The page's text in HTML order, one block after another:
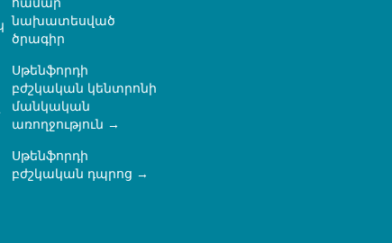
համար
նախատեսված
ծրագիր
Սթենֆորդի
բժշկական կենտրոնի
մանկական
առողջություն
Սթենֆորդի
բժշկական դպրոց